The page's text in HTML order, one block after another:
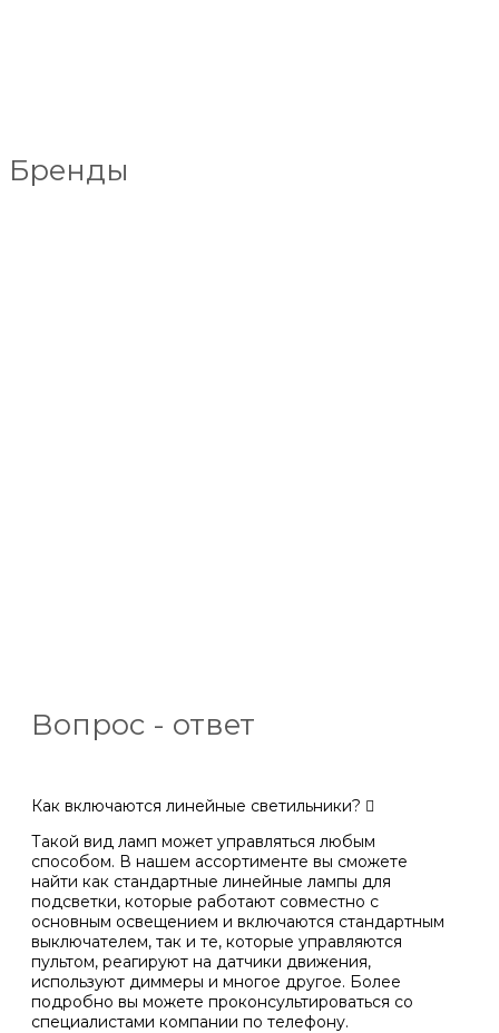
Бренды
Вопрос - ответ
Как включаются линейные светильники?
Такой вид ламп может управляться любым
способом. В нашем ассортименте вы сможете
найти как стандартные линейные лампы для
подсветки, которые работают совместно с
основным освещением и включаются стандартным
выключателем, так и те, которые управляются
пультом, реагируют на датчики движения,
используют диммеры и многое другое. Более
подробно вы можете проконсультироваться со
специалистами компании по телефону.